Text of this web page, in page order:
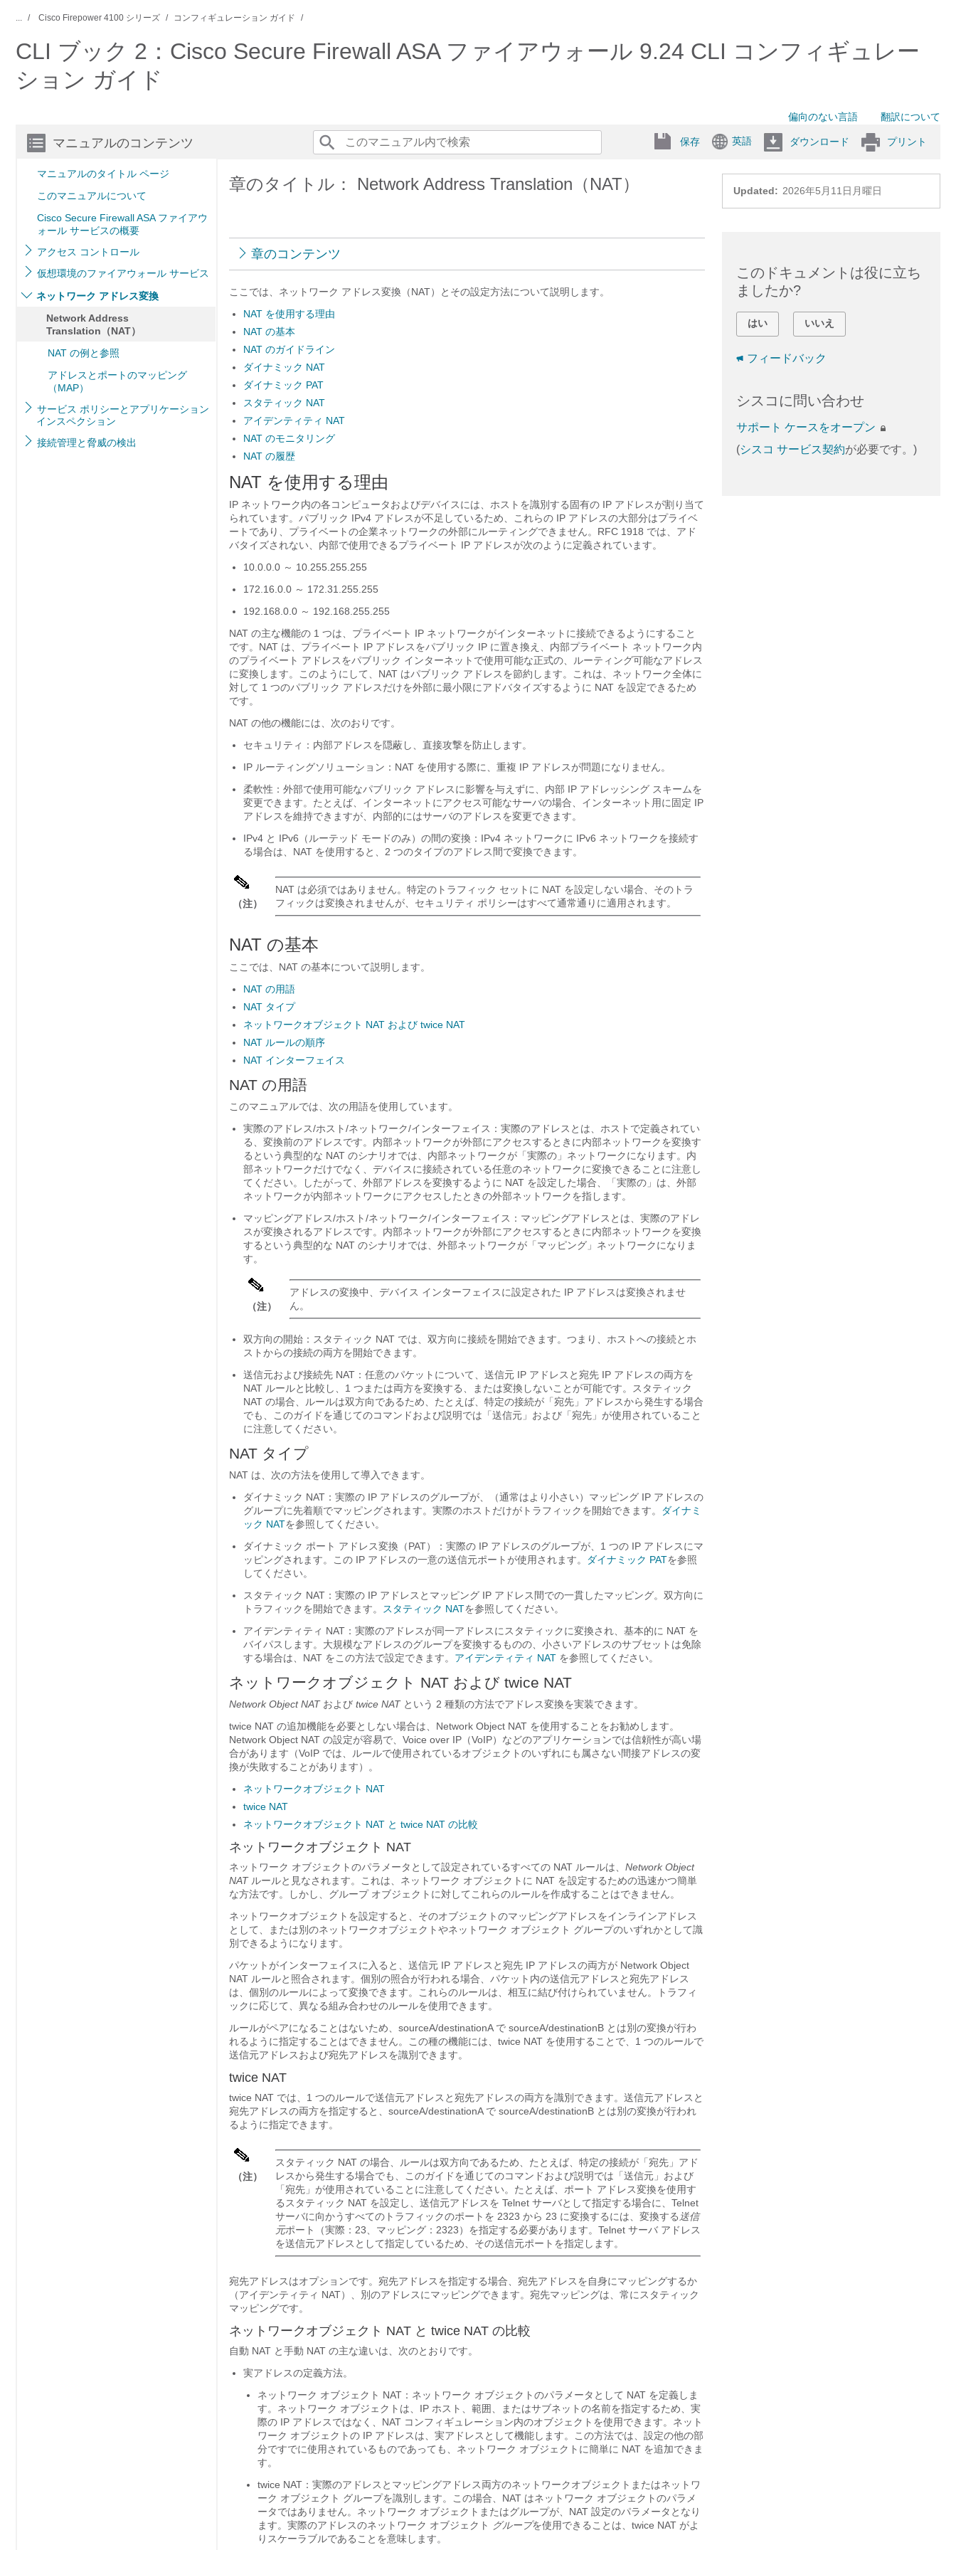
... Cisco Firepower 4100 シリーズ コンフィギュレーション ガイド
CLI ブック 2：Cisco Secure Firewall ASA ファイアウォール 9.24 CLI コンフィギュレー
ション ガイド
偏向のない言語 翻訳について
マニュアルのコンテンツ
マニュアルのタイトル ページ
このマニュアルについて
Cisco Secure Firewall ASA ファイアウ
ォール サービスの概要
アクセス コントロール
仮想環境のファイアウォール サービス
ネットワーク アドレス変換
Network Address
Translation（NAT）
NAT の例と参照
アドレスとポートのマッピング
（MAP）
サービス ポリシーとアプリケーション
インスペクション
接続管理と脅威の検出
保存 英語 ダウンロード プリント
Updated: 2026年5月11日月曜日
章のタイトル： Network Address Translation（NAT）
章のコンテンツ
ここでは、ネットワーク アドレス変換（NAT）とその設定方法について説明します。
NAT を使用する理由
NAT の基本
NAT のガイドライン
ダイナミック NAT
ダイナミック PAT
スタティック NAT
アイデンティティ NAT
NAT のモニタリング
NAT の履歴
NAT を使用する理由
IP ネットワーク内の各コンピュータおよびデバイスには、ホストを識別する固有の IP アドレスが割り当て
られています。パブリック IPv4 アドレスが不足しているため、これらの IP アドレスの大部分はプライベ
ートであり、プライベートの企業ネットワークの外部にルーティングできません。RFC 1918 では、アド
バタイズされない、内部で使用できるプライベート IP アドレスが次のように定義されています。
10.0.0.0 ～ 10.255.255.255
172.16.0.0 ～ 172.31.255.255
192.168.0.0 ～ 192.168.255.255
NAT の主な機能の 1 つは、プライベート IP ネットワークがインターネットに接続できるようにすること
です。NAT は、プライベート IP アドレスをパブリック IP に置き換え、内部プライベート ネットワーク内
のプライベート アドレスをパブリック インターネットで使用可能な正式の、ルーティング可能なアドレス
に変換します。このようにして、NAT はパブリック アドレスを節約します。これは、ネットワーク全体に
対して 1 つのパブリック アドレスだけを外部に最小限にアドバタイズするように NAT を設定できるため
です。
NAT の他の機能には、次のおりです。
セキュリティ：内部アドレスを隠蔽し、直接攻撃を防止します。
IP ルーティングソリューション：NAT を使用する際に、重複 IP アドレスが問題になりません。
柔軟性：外部で使用可能なパブリック アドレスに影響を与えずに、内部 IP アドレッシング スキームを
変更できます。たとえば、インターネットにアクセス可能なサーバの場合、インターネット用に固定 IP
アドレスを維持できますが、内部的にはサーバのアドレスを変更できます。
IPv4 と IPv6（ルーテッド モードのみ）の間の変換：IPv4 ネットワークに IPv6 ネットワークを接続す
る場合は、NAT を使用すると、2 つのタイプのアドレス間で変換できます。
（注）
NAT は必須ではありません。特定のトラフィック セットに NAT を設定しない場合、そのトラ
フィックは変換されませんが、セキュリティ ポリシーはすべて通常通りに適用されます。
NAT の基本
ここでは、NAT の基本について説明します。
NAT の用語
NAT タイプ
ネットワークオブジェクト NAT および twice NAT
NAT ルールの順序
NAT インターフェイス
NAT の用語
このマニュアルでは、次の用語を使用しています。
実際のアドレス/ホスト/ネットワーク/インターフェイス：実際のアドレスとは、ホストで定義されてい
る、変換前のアドレスです。内部ネットワークが外部にアクセスするときに内部ネットワークを変換す
るという典型的な NAT のシナリオでは、内部ネットワークが「実際の」ネットワークになります。内
部ネットワークだけでなく、デバイスに接続されている任意のネットワークに変換できることに注意し
てください。したがって、外部アドレスを変換するように NAT を設定した場合、「実際の」は、外部
ネットワークが内部ネットワークにアクセスしたときの外部ネットワークを指します。
マッピングアドレス/ホスト/ネットワーク/インターフェイス：マッピングアドレスとは、実際のアドレ
スが変換されるアドレスです。内部ネットワークが外部にアクセスするときに内部ネットワークを変換
するという典型的な NAT のシナリオでは、外部ネットワークが「マッピング」ネットワークになりま
す。
（注）
アドレスの変換中、デバイス インターフェイスに設定された IP アドレスは変換されませ
ん。
双方向の開始：スタティック NAT では、双方向に接続を開始できます。つまり、ホストへの接続とホ
ストからの接続の両方を開始できます。
送信元および接続先 NAT：任意のパケットについて、送信元 IP アドレスと宛先 IP アドレスの両方を
NAT ルールと比較し、1 つまたは両方を変換する、または変換しないことが可能です。スタティック
NAT の場合、ルールは双方向であるため、たとえば、特定の接続が「宛先」アドレスから発生する場合
でも、このガイドを通じてのコマンドおよび説明では「送信元」および「宛先」が使用されていること
に注意してください。
NAT タイプ
NAT は、次の方法を使用して導入できます。
ダイナミック NAT：実際の IP アドレスのグループが、（通常はより小さい）マッピング IP アドレスの
グループに先着順でマッピングされます。実際のホストだけがトラフィックを開始できます。
ダイナミ
ック NATを参照してください。
ダイナミック ポート アドレス変換（PAT）：実際の IP アドレスのグループが、1 つの IP アドレスにマ
ッピングされます。この IP アドレスの一意の送信元ポートが使用されます。
ダイナミック PATを参照
してください。
スタティック NAT：実際の IP アドレスとマッピング IP アドレス間での一貫したマッピング。双方向に
トラフィックを開始できます。
スタティック NATを参照してください。
アイデンティティ NAT：実際のアドレスが同一アドレスにスタティックに変換され、基本的に NAT を
バイパスします。大規模なアドレスのグループを変換するものの、小さいアドレスのサブセットは免除
する場合は、NAT をこの方法で設定できます。 アイデンティティ NAT を参照してください。
ネットワークオブジェクト NAT および twice NAT
Network Object NATおよび twice NATという 2 種類の方法でアドレス変換を実装できます。
twice NAT の追加機能を必要としない場合は、 Network Object NAT を使用することをお勧めします。
Network Object NAT の設定が容易で、Voice over IP（VoIP）などのアプリケーションでは信頼性が高い場
合があります（VoIP では、ルールで使用されているオブジェクトのいずれにも属さない間接アドレスの変
換が失敗することがあります）。
ネットワークオブジェクト NAT
twice NAT
ネットワークオブジェクト NAT と twice NAT の比較
ネットワークオブジェクト NAT
ネットワーク オブジェクトのパラメータとして設定されているすべての NAT ルールは、 Network Object
NATルールと見なされます。これは、ネットワーク オブジェクトに NAT を設定するための迅速かつ簡単
な方法です。しかし、グループ オブジェクトに対してこれらのルールを作成することはできません。
ネットワークオブジェクトを設定すると、そのオブジェクトのマッピングアドレスをインラインアドレス
として、または別のネットワークオブジェクトやネットワーク オブジェクト グループのいずれかとして識
別できるようになります。
パケットがインターフェイスに入ると、送信元 IP アドレスと宛先 IP アドレスの両方が Network Object
NAT ルールと照合されます。個別の照合が行われる場合、パケット内の送信元アドレスと宛先アドレス
は、個別のルールによって変換できます。これらのルールは、相互に結び付けられていません。トラフィ
ックに応じて、異なる組み合わせのルールを使用できます。
ルールがペアになることはないため、sourceA/destinationA で sourceA/destinationB とは別の変換が行わ
れるように指定することはできません。この種の機能には、 twice NAT を使用することで、1 つのルールで
送信元アドレスおよび宛先アドレスを識別できます。
twice NAT
twice NAT では、1 つのルールで送信元アドレスと宛先アドレスの両方を識別できます。送信元アドレスと
宛先アドレスの両方を指定すると、sourceA/destinationA で sourceA/destinationB とは別の変換が行われ
るように指定できます。
（注）
スタティック NAT の場合、ルールは双方向であるため、たとえば、特定の接続が「宛先」アド
レスから発生する場合でも、このガイドを通じてのコマンドおよび説明では「送信元」および
「宛先」が使用されていることに注意してください。たとえば、ポート アドレス変換を使用す
るスタティック NAT を設定し、送信元アドレスを Telnet サーバとして指定する場合に、Telnet
サーバに向かうすべてのトラフィックのポートを 2323 から 23 に変換するには、変換する 送信
元ポート（実際：23、マッピング：2323）を指定する必要があります。Telnet サーバ アドレス
を送信元アドレスとして指定しているため、その送信元ポートを指定します。
宛先アドレスはオプションです。宛先アドレスを指定する場合、宛先アドレスを自身にマッピングするか
（アイデンティティ NAT）、別のアドレスにマッピングできます。宛先マッピングは、常にスタティック
マッピングです。
ネットワークオブジェクト NAT と twice NAT の比較
自動 NAT と手動 NAT の主な違いは、次のとおりです。
実アドレスの定義方法。
ネットワーク オブジェクト NAT：ネットワーク オブジェクトのパラメータとして NAT を定義しま
す。ネットワーク オブジェクトは、IP ホスト、範囲、またはサブネットの名前を指定するため、実
際の IP アドレスではなく、NAT コンフィギュレーション内のオブジェクトを使用できます。ネット
ワーク オブジェクトの IP アドレスは、実アドレスとして機能します。この方法では、設定の他の部
分ですでに使用されているものであっても、ネットワーク オブジェクトに簡単に NAT を追加できま
す。
twice NAT ：実際のアドレスとマッピングアドレス両方のネットワークオブジェクトまたはネットワ
ーク オブジェクト グループを識別します。この場合、NAT はネットワーク オブジェクトのパラメ
ータではありません。ネットワーク オブジェクトまたはグループが、NAT 設定のパラメータとなり
ます。実際のアドレスのネットワーク オブジェクト
グループを使用できることは、 twice NAT がよ
りスケーラブルであることを意味します。
このドキュメントは役に立ち
ましたか?
はい いいえ
フィードバック
シスコに問い合わせ
サポート ケースをオープン
(シスコ サービス契約が必要です。)